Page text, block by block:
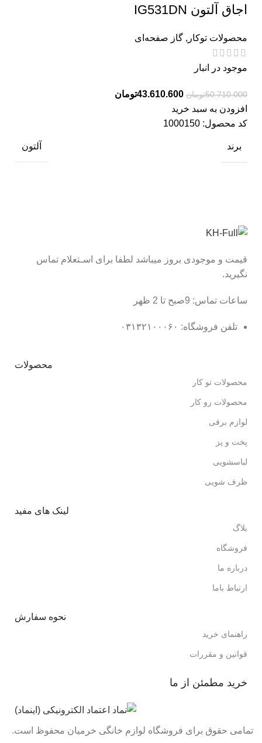
اجاق آلتون IG531DN
محصولات توکار , گاز صفحه‌ای
موجود در انبار
50.710.000تومان 43.610.600تومان
افزودن به سبد خرید
کد محصول: 1000150
برند آلتون
قیمت و موجودی بروز میباشد لطفا برای اسـتعلام تماس
نگیرید.
ساعات تماس: 9صبح تا 2 ظهر
تلفن فروشگاه: ۰۳۱۳۲۱۰۰۰۶۰
محصولات
محصولات تو کار
محصولات رو کار
لوازم برقی
پخت و پز
لباسشویی
ظرف شویی
لینک های مفید
بلاگ
فروشگاه
درباره ما
ارتباط باما
نحوه سفارش
راهنمای خرید
قوانین و مقررات
خرید مطمئن از ما
تمامی حقوق برای فروشگاه لوازم خانگی خرمیان محفوظ است.